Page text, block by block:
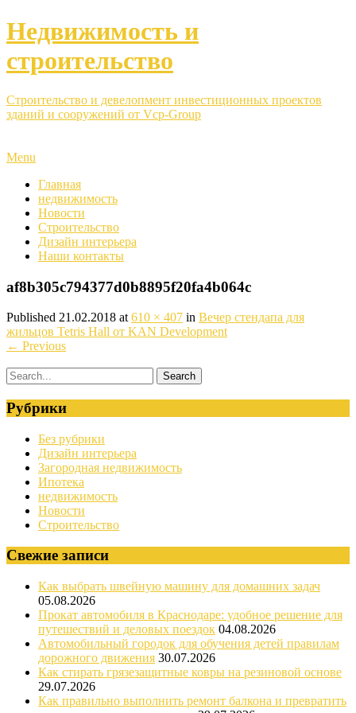
Недвижимость и
строительство
Строительство и девелопмент инвестиционных проектов
зданий и сооружений от Vcp-Group
Menu
Главная
недвижимость
Новости
Строительство
Дизайн интерьера
Наши контакты
af8b305c794377d0b8895f20fa4b064c
Published 21.02.2018 at 610 × 407 in Вечер стендапа для
жильцов Tetris Hall от KAN Development
← Previous
Рубрики
Без рубрики
Дизайн интерьера
Загородная недвижимость
Ипотека
недвижимость
Новости
Строительство
Свежие записи
Как выбрать швейную машину для домашних задач
05.08.2026
Прокат автомобиля в Краснодаре: удобное решение для
путешествий и деловых поездок 04.08.2026
Автомобильный городок для обучения детей правилам
дорожного движения 30.07.2026
Как стирать грязезащитные ковры на резиновой основе
29.07.2026
Как правильно выполнить ремонт балкона и превратить